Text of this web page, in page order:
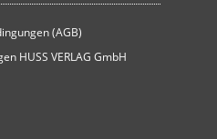
(AGB)
HUSS VERLAG GmbH